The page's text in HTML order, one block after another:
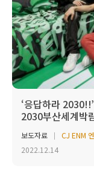
‘응답하라
2030부산세계박
보도자료
CJ ENM
2022.12.14